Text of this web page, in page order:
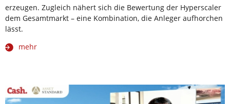
erzeugen. Zugleich nähert sich die Bewertung der Hyperscaler
dem Gesamtmarkt – eine Kombination, die Anleger aufhorchen
lässt.
mehr